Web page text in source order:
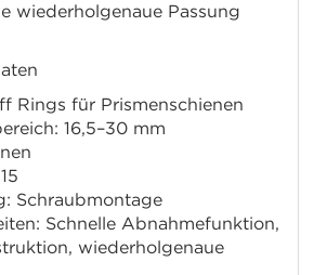
wiederholgenaue Passung
Rings für Prismenschienen
16,5–30 mm
Schraubmontage
Schnelle Abnahmefunktion,
wiederholgenaue